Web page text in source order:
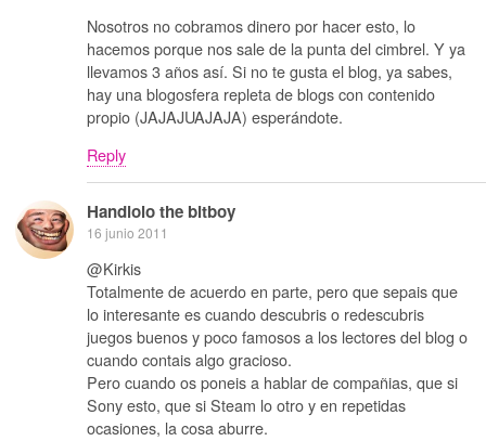
Nosotros no cobramos dinero por hacer esto, lo
hacemos porque nos sale de la punta del cimbrel. Y ya
llevamos 3 años así. Si no te gusta el blog, ya sabes,
hay una blogosfera repleta de blogs con contenido
propio (JAJAJUAJAJA) esperándote.
Reply
Handlolo the bitboy
16 junio 2011
@Kirkis
Totalmente de acuerdo en parte, pero que sepais que
lo interesante es cuando descubris o redescubris
juegos buenos y poco famosos a los lectores del blog o
cuando contais algo gracioso.
Pero cuando os poneis a hablar de compañias, que si
Sony esto, que si Steam lo otro y en repetidas
ocasiones, la cosa aburre.